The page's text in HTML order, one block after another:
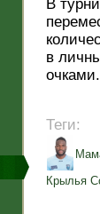
В
в
очками.
Теги:
Крылья